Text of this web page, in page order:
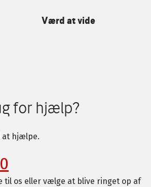
Værd at vide
for hjælp?
at hjælpe.
til os eller vælge at blive ringet op af